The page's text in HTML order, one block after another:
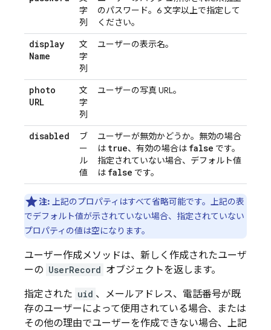
字
列
のパスワード。6 文字以上で指定して
ください。
display
Name
文
字
列
ユーザーの表示名。
photo
URL
文
字
列
ユーザーの写真 URL。
disabled
ブ
ー
ル
値
ユーザーが無効かどうか。無効の場合
は true、有効の場合は false です。
指定されていない場合、デフォルト値
は false です。
注: 上記のプロパティはすべて省略可能です。上記の表
でデフォルト値が示されていない場合、指定されていない
プロパティの値は空になります。
ユーザー作成メソッドは、新しく作成されたユーザ
ーの UserRecord オブジェクトを返します。
指定された uid 、メールアドレス、電話番号が既
存のユーザーによって使用されている場合、または
その他の理由でユーザーを作成できない場合、上記